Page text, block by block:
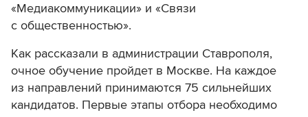
«Медиакоммуникации» и «Связи
с общественностью».
Как рассказали в администрации Ставрополя,
очное обучение пройдет в Москве. На каждое
из направлений принимаются 75 сильнейших
кандидатов. Первые этапы отбора необходимо